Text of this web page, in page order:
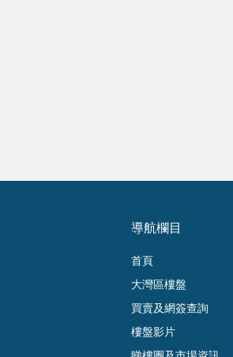
導航欄目
首頁
大灣區樓盤
買賣及網簽查詢
樓盤影片